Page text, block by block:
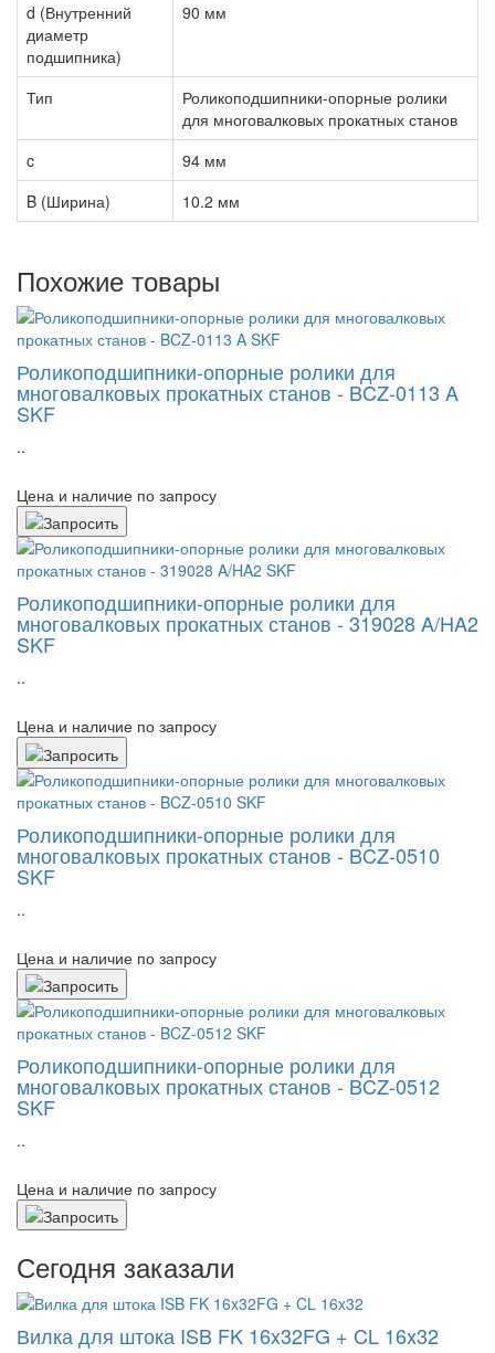
d (Внутренний
диаметр
подшипника)
90 мм
Тип
Роликоподшипники-опорные ролики
для многовалковых прокатных станов
c
94 мм
B (Ширина)
10.2 мм
Похожие товары
Роликоподшипники-опорные ролики для
многовалковых прокатных станов - BCZ-0113 A
SKF
..
Цена и наличие по запросу
Роликоподшипники-опорные ролики для
многовалковых прокатных станов - 319028 A/HA2
SKF
..
Цена и наличие по запросу
Роликоподшипники-опорные ролики для
многовалковых прокатных станов - BCZ-0510
SKF
..
Цена и наличие по запросу
Роликоподшипники-опорные ролики для
многовалковых прокатных станов - BCZ-0512
SKF
..
Цена и наличие по запросу
Сегодня заказали
Вилка для штока ISB FK 16x32FG + CL 16x32